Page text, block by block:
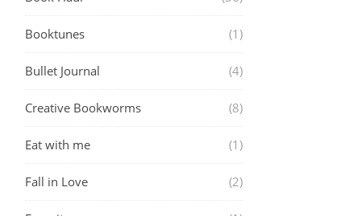
Booktunes (1)
Bullet Journal (4)
Creative Bookworms (8)
Eat with me (1)
Fall in Love (2)